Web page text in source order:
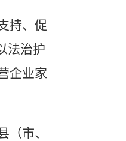
持、促
法治护
企业家
市、